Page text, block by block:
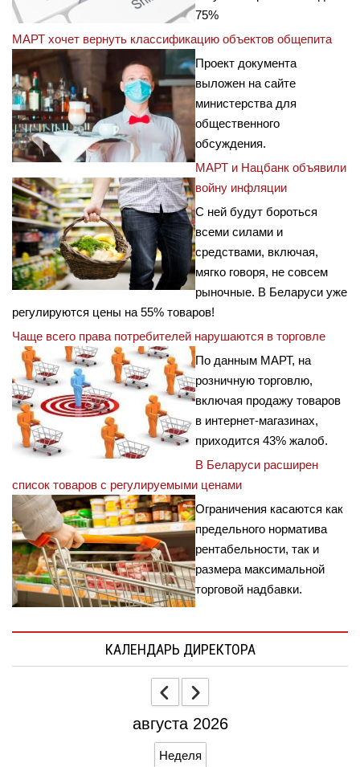
75%
МАРТ хочет вернуть классификацию объектов общепита
Проект документа
выложен на сайте
министерства для
общественного
обсуждения.
МАРТ и Нацбанк объявили
войну инфляции
С ней будут бороться
всеми силами и
средствами, включая,
мягко говоря, не совсем
рыночные. В Беларуси уже
регулируются цены на 55% товаров!
Чаще всего права потребителей нарушаются в торговле
По данным МАРТ, на
розничную торговлю,
включая продажу товаров
в интернет-магазинах,
приходится 43% жалоб.
В Беларуси расширен
список товаров с регулируемыми ценами
Ограничения касаются как
предельного норматива
рентабельности, так и
размера максимальной
торговой надбавки.
КАЛЕНДАРЬ ДИРЕКТОРА
августа 2026
Неделя